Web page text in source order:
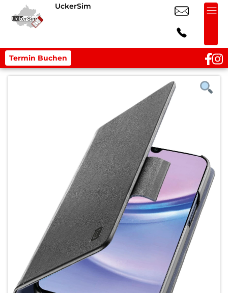
UckerSim
Termin Buchen